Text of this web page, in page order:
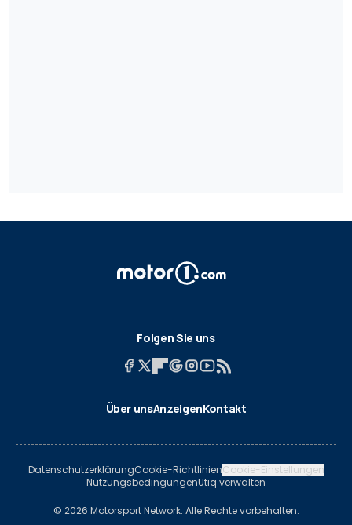
Folgen Sie uns
Über unsAnzeigenKontakt
DatenschutzerklärungCookie-RichtlinienCookie-Einstellungen
NutzungsbedingungenUtiq verwalten
© 2026 Motorsport Network. Alle Rechte vorbehalten.